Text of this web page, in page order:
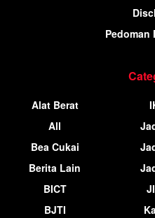
Pedoman
Alat Berat
All
Bea Cukai
Berita Lain
BICT
BJTI